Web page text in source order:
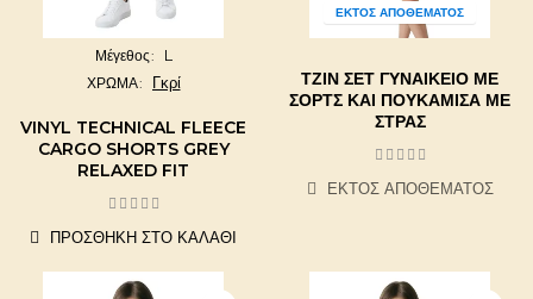
Μέγεθος L
ΧΡΩΜΑ Γκρί
VINYL TECHNICAL FLEECE
CARGO SHORTS GREY
RELAXED FIT
ΠΡΟΣΘΉΚΗ ΣΤΟ ΚΑΛΆΘΙ
ΕΚΤΌΣ ΑΠΟΘΈΜΑΤΟΣ
ΤΖΙΝ ΣΕΤ ΓΥΝΑΙΚΕΊΟ ΜΕ
ΣΟΡΤΣ ΚΑΙ ΠΟΥΚΑΜΊΣΑ ΜΕ
ΣΤΡΑΣ
ΕΚΤΌΣ ΑΠΟΘΈΜΑΤΟΣ